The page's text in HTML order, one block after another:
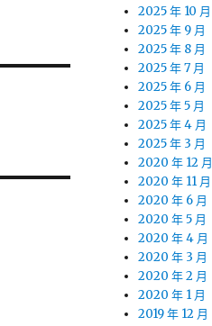
2025 年 10 月
2025 年 9 月
2025 年 8 月
2025 年 7 月
2025 年 6 月
2025 年 5 月
2025 年 4 月
2025 年 3 月
2020 年 12 月
2020 年 11 月
2020 年 6 月
2020 年 5 月
2020 年 4 月
2020 年 3 月
2020 年 2 月
2020 年 1 月
2019 年 12 月